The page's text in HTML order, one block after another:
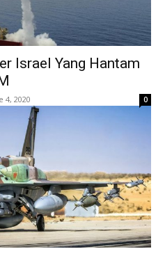
Israel Yang Hantam
4, 2020 0